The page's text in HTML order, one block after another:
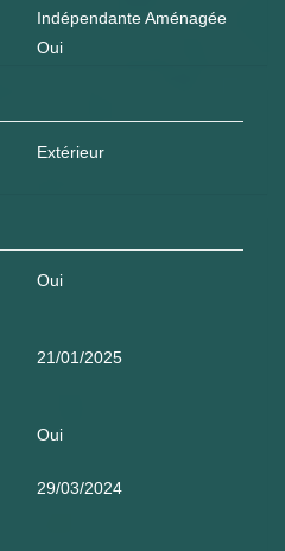
Indépendante Aménagée
Oui
Extérieur
Oui
21/01/2025
Oui
29/03/2024